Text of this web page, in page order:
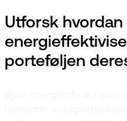
Utforsk hvordan
porteføljen